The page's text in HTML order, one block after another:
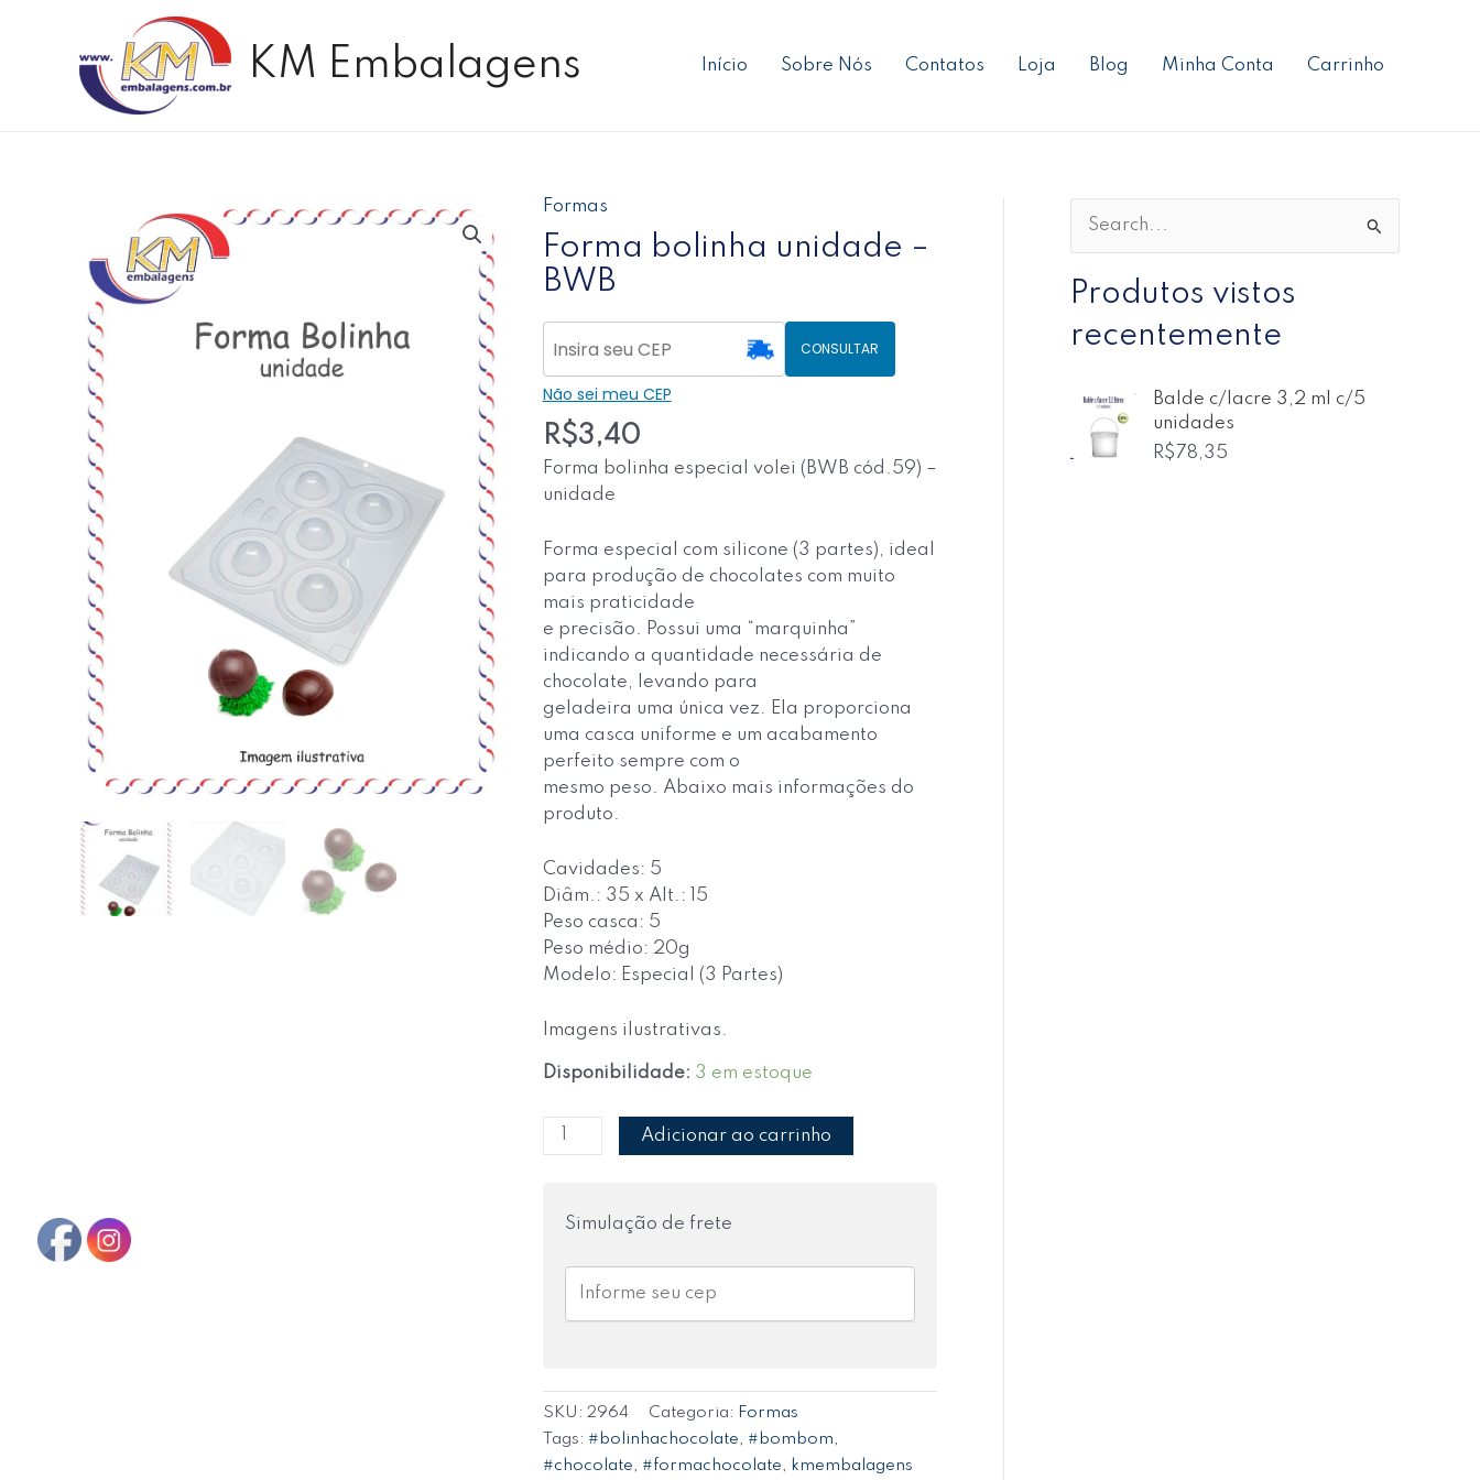
KM Embalagens Início Sobre Nós Contatos Loja Blog Minha Conta Carrinho
Formas
Forma bolinha unidade –
BWB
CONSULTAR
Não sei meu CEP
R$3,40
Forma bolinha especial volei (BWB cód.59) –
unidade
Forma especial com silicone (3 partes), ideal
para produção de chocolates com muito
mais praticidade
e precisão. Possui uma “marquinha”
indicando a quantidade necessária de
chocolate, levando para
geladeira uma única vez. Ela proporciona
uma casca uniforme e um acabamento
perfeito sempre com o
mesmo peso. Abaixo mais informações do
produto.
Cavidades: 5
Diâm.: 35 x Alt.: 15
Peso casca: 5
Peso médio: 20g
Modelo: Especial (3 Partes)
Imagens ilustrativas.
Disponibilidade: 3 em estoque
Forma
bolinha
unidade
-
quantidade
Adicionar ao carrinho
Simulação de frete
SKU: 2964 Categoria: Formas
Tags: #bolinhachocolate, #bombom,
#chocolate, #formachocolate, kmembalagens
s
q
a
Produtos vistos
recentemente
Balde c/lacre 3,2 ml c/5
unidades
R$78,35